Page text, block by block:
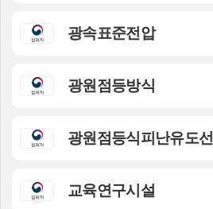
광속표준전압
광원점등방식
광원점등식피난유도선
교육연구시설